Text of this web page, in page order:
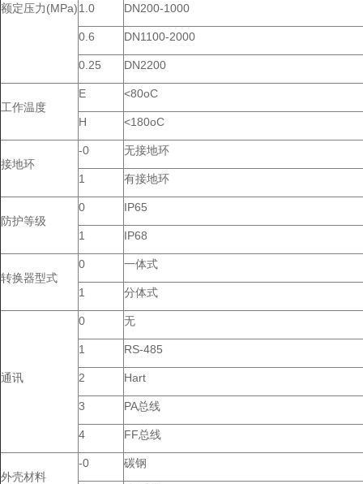
额定压力(MPa)1.0 DN200-1000
0.6 DN1100-2000
0.25 DN2200
工作温度
E <80oC
H <180oC
接地环
-0 无接地环
1 有接地环
防护等级
0 IP65
1 IP68
转换器型式
0 一体式
1 分体式
通讯
0 无
1 RS-485
2 Hart
3 PA总线
4 FF总线
外壳材料
-0 碳钢